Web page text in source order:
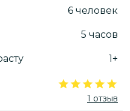
6 человек
5 часов
1+
1 отзыв